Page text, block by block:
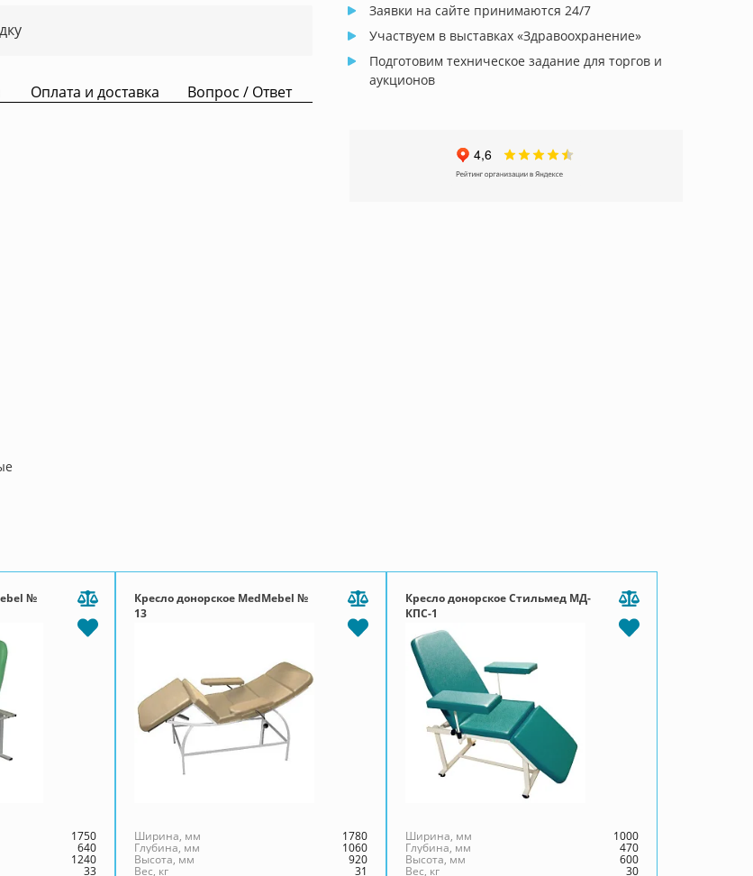
Оплата и доставка Вопрос / Ответ
Заявки на сайте принимаются 24/7
Участвуем в выставках «Здравоохранение»
Подготовим техническое задание для торгов и
аукционов
№
1750
640
1240
33
Кресло донорское MedMebel №
13
Ширина, мм 1780
Глубина, мм 1060
Высота, мм 920
Вес, кг
31
Кресло донорское Стильмед МД-
КПС-1
Ширина, мм 1000
Глубина, мм 470
Высота, мм 600
Вес, кг
30